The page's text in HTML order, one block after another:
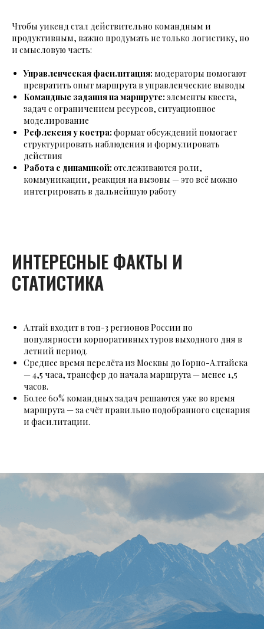
Чтобы уикенд стал действительно командным и
продуктивным, важно продумать не только логистику, но
и смысловую часть:
Управленческая фасилитация: модераторы помогают
превратить опыт маршрута в управленческие выводы
Командные задания на маршруте: элементы квеста,
задач с ограничением ресурсов, ситуационное
моделирование
Рефлексия у костра: формат обсуждений помогает
структурировать наблюдения и формулировать
действия
Работа с динамикой: отслеживаются роли,
коммуникации, реакция на вызовы — это всё можно
интегрировать в дальнейшую работу
ИНТЕРЕСНЫЕ ФАКТЫ И
СТАТИСТИКА
Алтай входит в топ-3 регионов России по
популярности корпоративных туров выходного дня в
летний период.
Среднее время перелёта из Москвы до Горно-Алтайска
— 4,5 часа, трансфер до начала маршрута — менее 1,5
часов.
Более 60% командных задач решаются уже во время
маршрута — за счёт правильно подобранного сценария
и фасилитации.